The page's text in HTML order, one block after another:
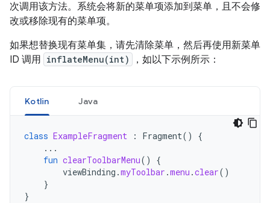
次调用该方法。系统会将新的菜单项添加到菜单，且不会修
改或移除现有的菜单项。
如果想替换现有菜单集，请先清除菜单，然后再使用新菜单
ID 调用 inflateMenu(int) ，如以下示例所示：
Kotlin Java
class ExampleFragment : Fragment()
{
...
fun clearToolbarMenu()
{
viewBinding .myToolbar .menu .clear()
}
}